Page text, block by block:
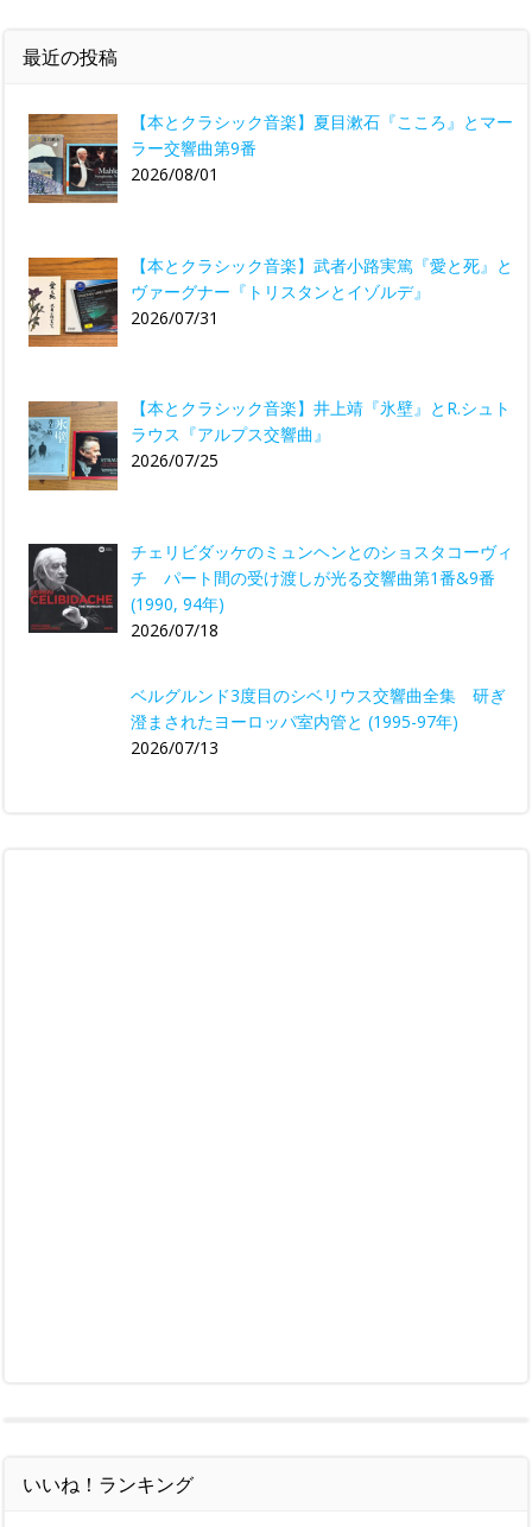
最近の投稿
【本とクラシック音楽】夏目漱石『こころ』とマー
ラー交響曲第9番
2026/08/01
【本とクラシック音楽】武者小路実篤『愛と死』と
ヴァーグナー『トリスタンとイゾルデ』
2026/07/31
【本とクラシック音楽】井上靖『氷壁』とR.シュト
ラウス『アルプス交響曲』
2026/07/25
チェリビダッケのミュンヘンとのショスタコーヴィ
チ パート間の受け渡しが光る交響曲第1番&9番
(1990, 94年)
2026/07/18
ベルグルンド3度目のシベリウス交響曲全集 研ぎ
澄まされたヨーロッパ室内管と (1995-97年)
2026/07/13
いいね！ランキング